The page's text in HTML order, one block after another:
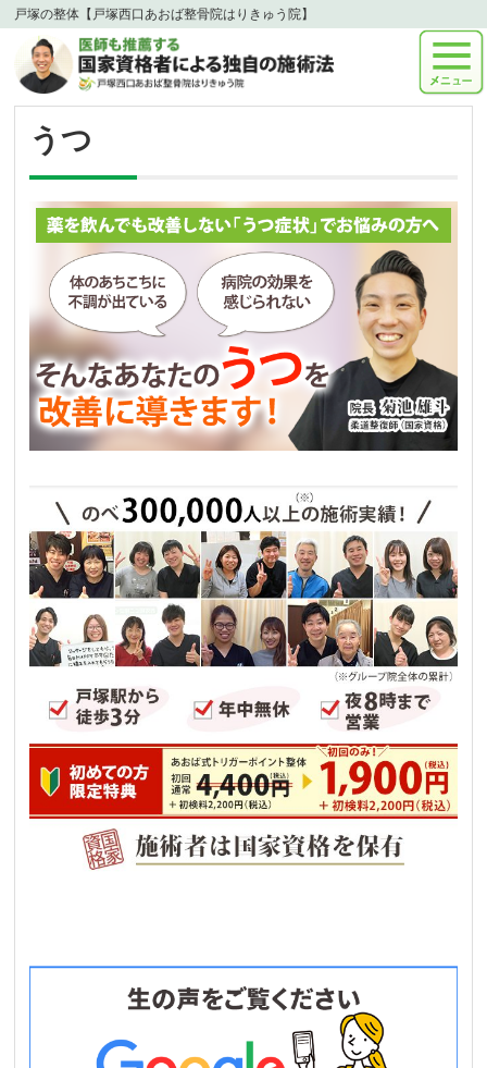
戸塚の整体【戸塚西口あおば整骨院はりきゅう院】
うつ